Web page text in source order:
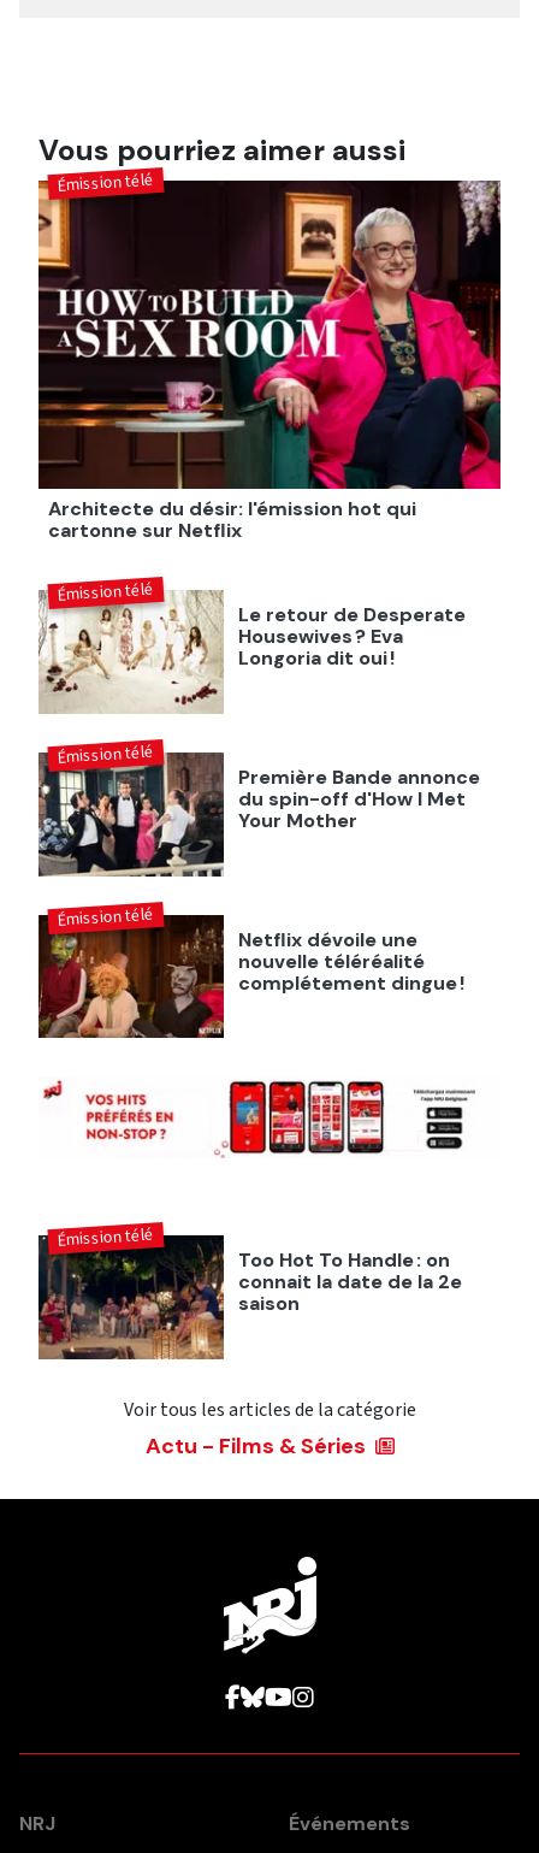
Vous pourriez aimer aussi
Architecte du désir: l'émission hot qui
cartonne sur Netflix
Émission télé
Le retour de Desperate
Housewives ? Eva
Longoria dit oui !
Émission télé
Première Bande annonce
du spin-off d'How I Met
Your Mother
Émission télé
Netflix dévoile une
nouvelle téléréalité
complétement dingue !
Émission télé
Too Hot To Handle : on
connait la date de la 2e
saison
Émission télé
Voir tous les articles de la catégorie
Actu - Films & Séries
NRJ Événements